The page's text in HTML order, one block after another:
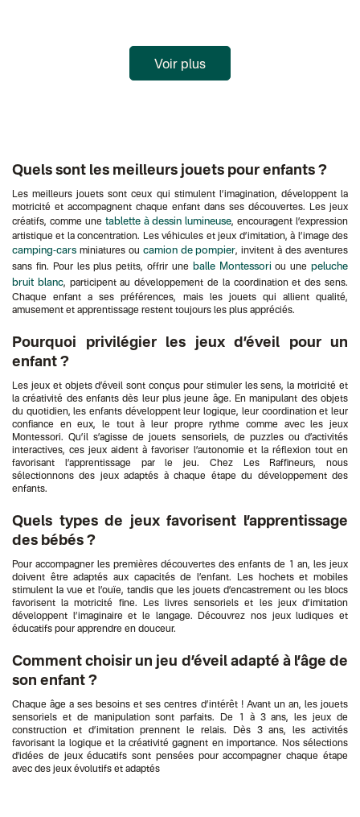
Voir plus
Quels sont les meilleurs jouets pour enfants ?
Les meilleurs jouets sont ceux qui stimulent l’imagination, développent la
motricité et accompagnent chaque enfant dans ses découvertes. Les jeux
créatifs, comme une tablette à dessin lumineuse, encouragent l’expression
artistique et la concentration. Les véhicules et jeux d’imitation, à l’image des
camping-cars miniatures ou camion de pompier, invitent à des aventures
sans fin. Pour les plus petits, offrir une balle Montessoriou unepeluche
bruit blanc, participent au développement de la coordination et des sens.
Chaque enfant a ses préférences, mais les jouets qui allient qualité,
amusement et apprentissage restent toujours les plus appréciés.
Pourquoi privilégier les jeux d’éveil pour un
enfant ?
Les jeux et objets d’éveil sont conçus pour stimuler les sens, la motricité et
la créativité des enfants dès leur plus jeune âge. En manipulant des objets
du quotidien, les enfants développent leur logique, leur coordination et leur
confiance en eux, le tout à leur propre rythme comme avec les jeux
Montessori. Qu’il s’agisse de jouets sensoriels, de puzzles ou d’activités
interactives, ces jeux aident à favoriser l’autonomie et la réflexion tout en
favorisant l’apprentissage par le jeu. Chez Les Raffineurs, nous
sélectionnons des jeux adaptés à chaque étape du développement des
enfants.
Quels types de jeux favorisent l’apprentissage
des bébés ?
Pour accompagner les premières découvertes des enfants de 1 an, les jeux
doivent être adaptés aux capacités de l’enfant. Les hochets et mobiles
stimulent la vue et l’ouïe, tandis que les jouets d’encastrement ou les blocs
favorisent la motricité fine. Les livres sensoriels et les jeux d’imitation
développent l’imaginaire et le langage. Découvrez nos jeux ludiques et
éducatifs pour apprendre en douceur.
Comment choisir un jeu d’éveil adapté à l’âge de
son enfant ?
Chaque âge a ses besoins et ses centres d’intérêt ! Avant un an, les jouets
sensoriels et de manipulation sont parfaits. De 1 à 3 ans, les jeux de
construction et d’imitation prennent le relais. Dès 3 ans, les activités
favorisant la logique et la créativité gagnent en importance. Nos sélections
d'idées de jeux éducatifs sont pensées pour accompagner chaque étape
avec des jeux évolutifs et adaptés